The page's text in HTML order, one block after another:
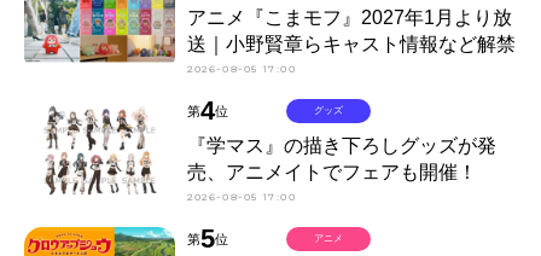
アニメ『こまモフ』2027年1月より放
送｜小野賢章らキャスト情報など解禁
2026-08-05 17:00
第4位
『学マス』の描き下ろしグッズが発
売、アニメイトでフェアも開催！
2026-08-05 17:00
グッズ
第5位 アニメ